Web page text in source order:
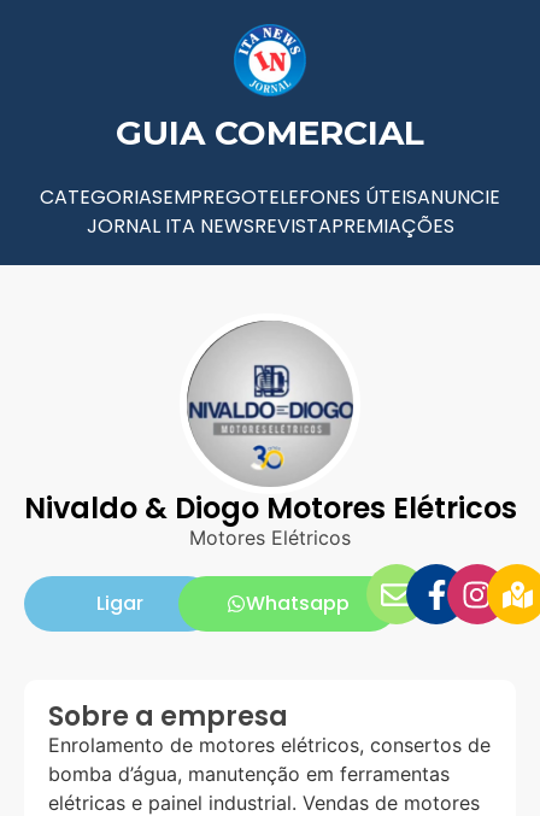
GUIA COMERCIAL
CATEGORIASEMPREGOTELEFONES ÚTEISANUNCIE
JORNAL ITA NEWSREVISTAPREMIAÇÕES
Nivaldo & Diogo Motores Elétricos
Motores Elétricos
Ligar Whatsapp
Sobre a empresa
Enrolamento de motores elétricos, consertos de
bomba d’água, manutenção em ferramentas
elétricas e painel industrial. Vendas de motores